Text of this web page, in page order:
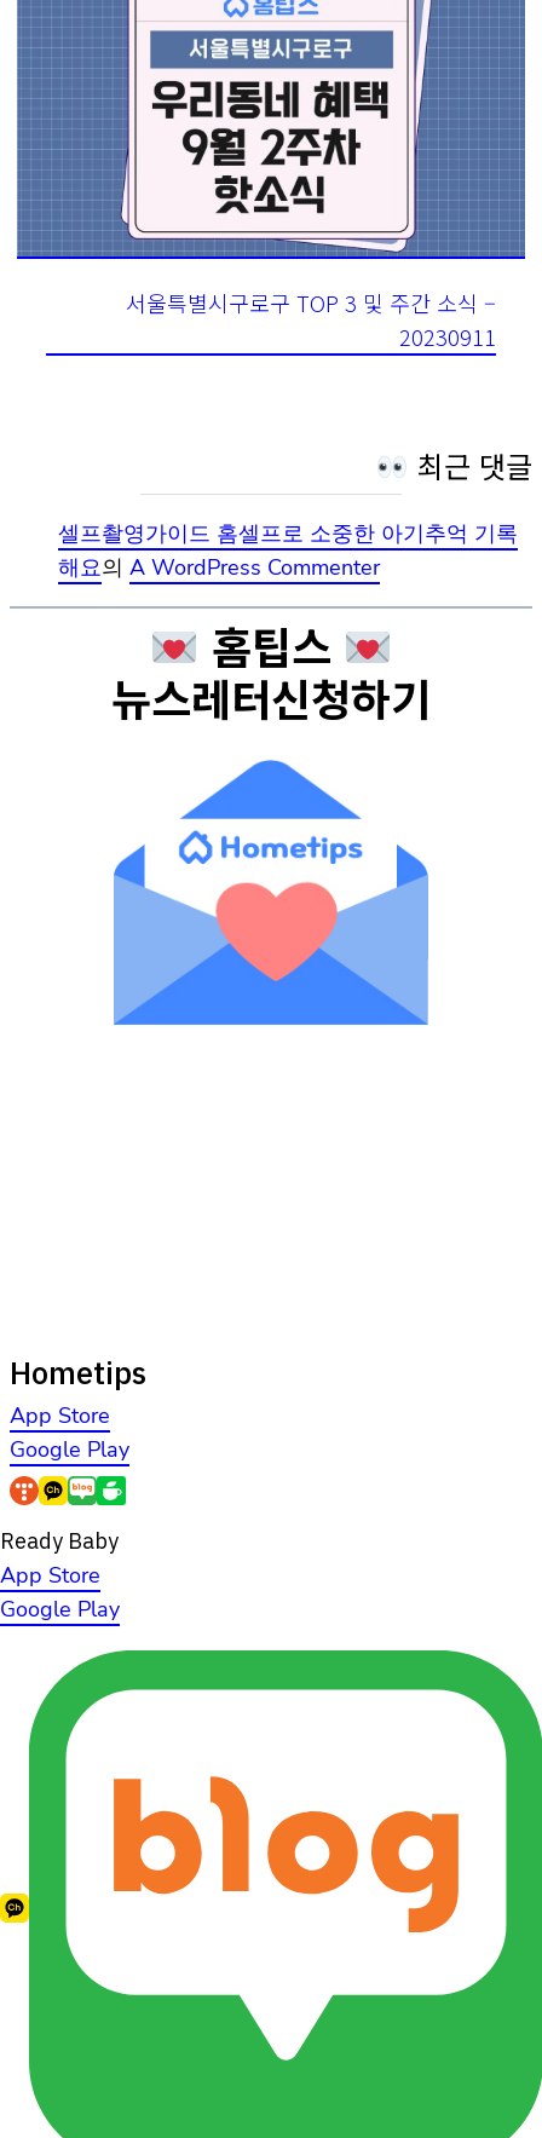
서울특별시구로구 TOP 3 및 주간 소식 –
20230911
최근 댓글
셀프촬영가이드 홈셀프로 소중한 아기추억 기록
해요의 A WordPress Commenter
홈팁스
뉴스레터신청하기
Hometips
App Store
Google Play
Ready Baby
App Store
Google Play